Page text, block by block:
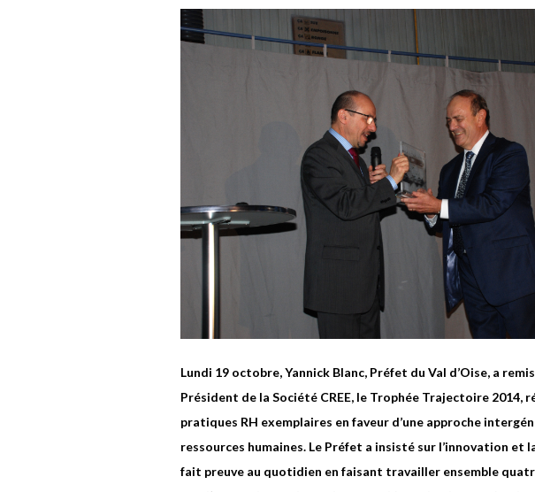
Lundi 19 octobre, Yannick Blanc, Préfet du Val d’Oise, a
Président de la Société CREE, le Trophée Trajectoire 2014,
pratiques RH exemplaires en faveur d’une approche
ressources humaines. Le Préfet a insisté sur l’innovation et
fait preuve au quotidien en faisant travailler ensemble